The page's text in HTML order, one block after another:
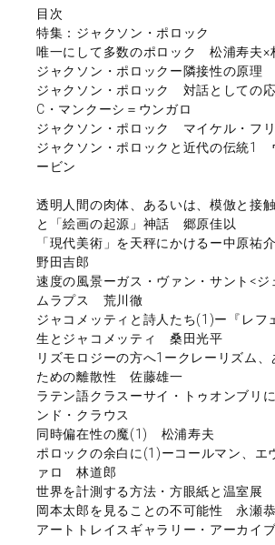
目次
特集：ジャクソン・ポロック
唯一にして多数のポロック 松浦寿夫×
ジャクソン・ポロックー隣接性の原理
ジャクソン・ポロック 対話としての
C・マンクーシ＝ウンガロ
ジャクソン・ポロック マイケル・フ
ジャクソン・ポロックと近代の伝統1
ービン
透明人間の肉体、あるいは、模倣と接
と「絵画の起源」神話 郷原佳以
「現代美術」を天秤にかけるー中原祐
野田吉郎
速度の風景ーガス・ヴァン・サント<ジ
ムラプス 荒川徹
ジャコメッティと詩人たち(1)ー『レフ
生とジャコメッティ 桑田光平
リズモロジーの方へ1ークレーリズム
ための離散性 佐藤雄一
ラテン語クラスーサイ・トゥオンブリ
ンド・クラウス
同時偏在性の魔(1) 松浦寿夫
ポロックの余白に(1)ーコールマン、エ
ァロ 林道郎
世界を計測する方法・方眼紙と温室展
岡本太郎を見ることの不可能性 永瀬
アートトレイスギャラリー・アーカイブ